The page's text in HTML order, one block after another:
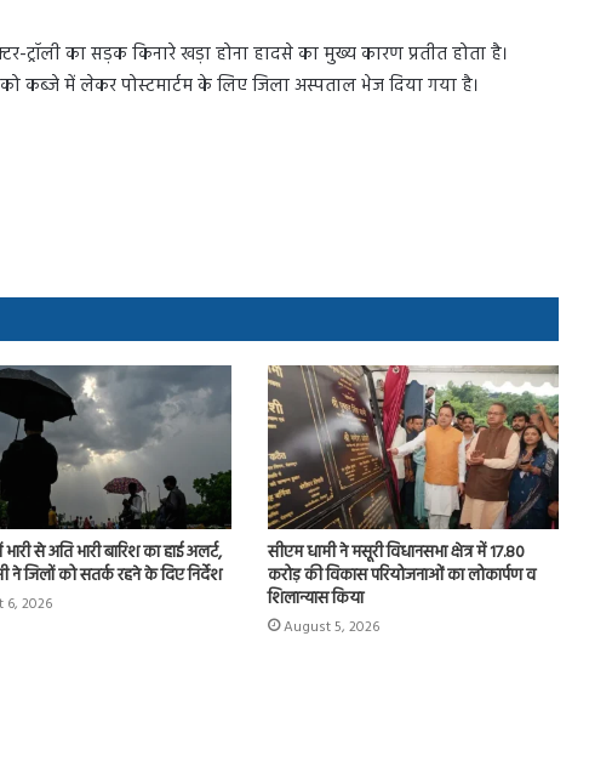
ट्रॉली का सड़क किनारे खड़ा होना हादसे का मुख्य कारण प्रतीत होता है।
कब्जे में लेकर पोस्टमार्टम के लिए जिला अस्पताल भेज दिया गया है।
से अति भारी बारिश का हाई अलर्ट,
ने जिलों को सतर्क रहने के दिए निर्देश
2026
सीएम धामी ने मसूरी विधानसभा क्षेत्र में 17.80
करोड़ की विकास परियोजनाओं का लोकार्पण व
शिलान्यास किया
August 5, 2026